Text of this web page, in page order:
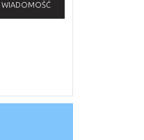
WIADOMOŚĆ